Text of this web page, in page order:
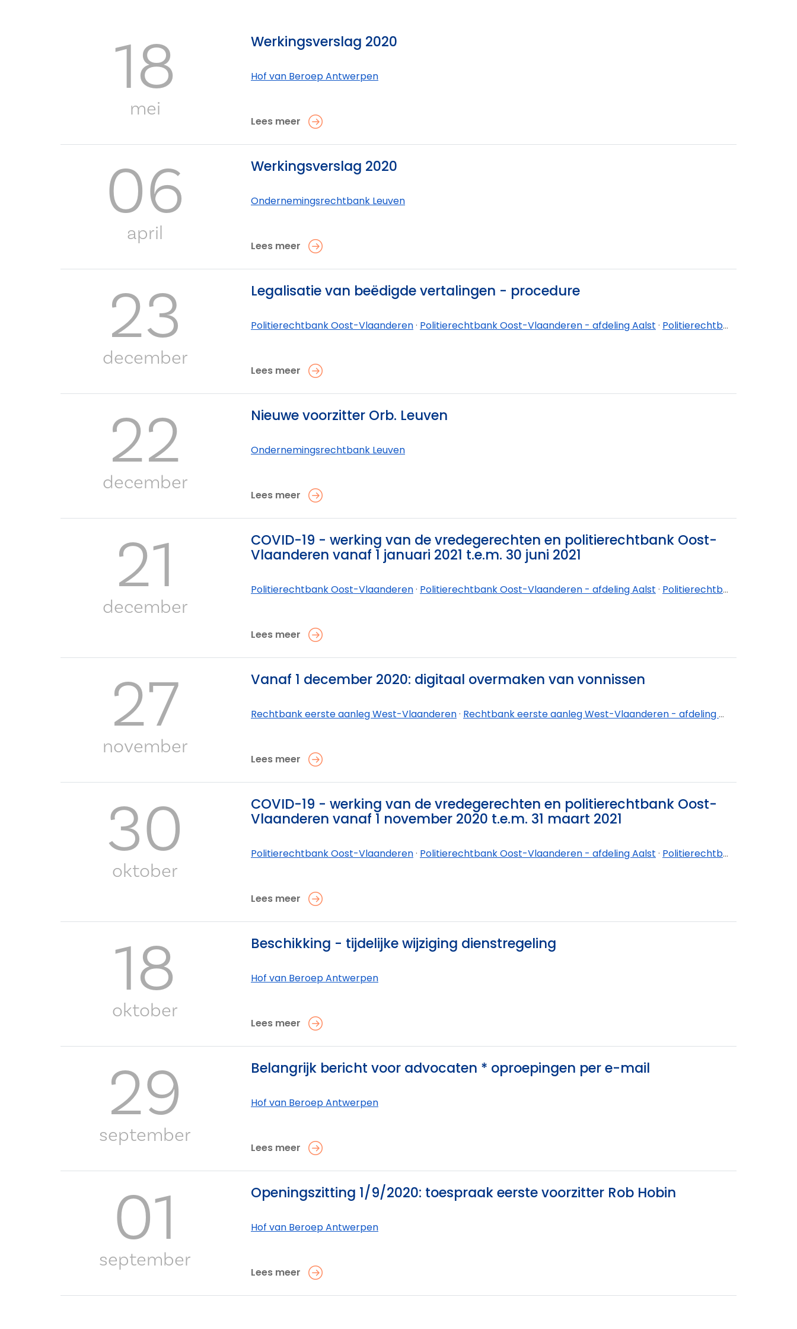
18
mei
Werkingsverslag 2020
Hof van Beroep Antwerpen
Lees meer
06
april
Werkingsverslag 2020
Ondernemings­rechtbank Leuven
Lees meer
23
december
Legalisatie van beëdigde vertalingen - procedure
Politierechtbank Oost-Vlaanderen· Politierechtbank Oost-Vlaanderen - afdeling Aalst · Politierechtbank Oost-Vlaanderen - afdeling Dendermonde
Lees meer
22
december
Nieuwe voorzitter Orb. Leuven
Ondernemings­rechtbank Leuven
Lees meer
21
december
COVID-19 - werking van de vredegerechten en politierechtbank Oost-
Vlaanderen vanaf 1 januari 2021 t.e.m. 30 juni 2021
Politierechtbank Oost-Vlaanderen· Politierechtbank Oost-Vlaanderen - afdeling Aalst · Politierechtbank Oost-Vlaanderen - afdeling Dendermonde
Lees meer
27
november
Vanaf 1 december 2020: digitaal overmaken van vonnissen
Rechtbank eerste aanleg West-Vlaanderen· Rechtbank eerste aanleg West-Vlaanderen - afdeling Brugge
Lees meer
30
oktober
COVID-19 - werking van de vredegerechten en politierechtbank Oost-
Vlaanderen vanaf 1 november 2020 t.e.m. 31 maart 2021
Politierechtbank Oost-Vlaanderen· Politierechtbank Oost-Vlaanderen - afdeling Aalst · Politierechtbank Oost-Vlaanderen - afdeling Dendermonde
Lees meer
18
oktober
Beschikking - tijdelijke wijziging dienstregeling
Hof van Beroep Antwerpen
Lees meer
29
september
Belangrijk bericht voor advocaten * oproepingen per e-mail
Hof van Beroep Antwerpen
Lees meer
01
september
Openingszitting 1/9/2020: toespraak eerste voorzitter Rob Hobin
Hof van Beroep Antwerpen
Lees meer